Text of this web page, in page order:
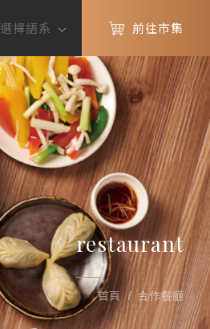
選擇語系 前往市集
restaurant
首頁 合作餐廳